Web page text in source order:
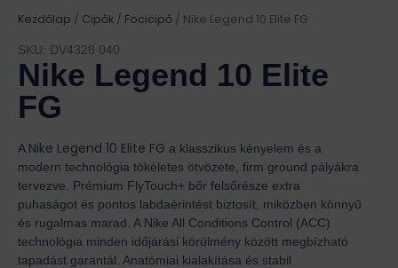
Kezdőlap / Cipők / Focicipő / Nike Legend 10 Elite FG
SKU: DV4328 040
Nike Legend 10 Elite
FG
A Nike Legend 10 Elite FG a klasszikus kényelem és a
modern technológia tökéletes ötvözete, firm ground pályákra
tervezve. Prémium FlyTouch+ bőr felsőrésze extra
puhaságot és pontos labdaérintést biztosít, miközben könnyű
és rugalmas marad. A Nike All Conditions Control (ACC)
technológia minden időjárási körülmény között megbízható
tapadást garantál. Anatómiai kialakítása és stabil